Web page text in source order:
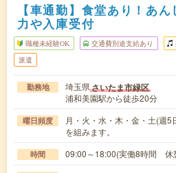
【車通勤】食堂あり！あ
力や入庫受付
職種未経験OK 交通費別途支給あり
派遣
勤務地 埼玉県さいたま市緑区
浦和美園駅から徒歩20分
曜日頻度
月・火・水・木・金・土(週
を組みます。
時間 09:00～18:00(実働8時間 休